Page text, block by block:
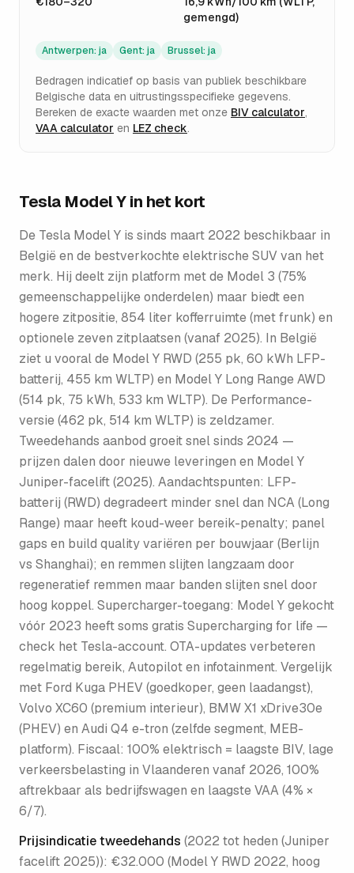
gemengd)
Antwerpen: ja Gent: ja Brussel: ja
Bedragen indicatief op basis van publiek beschikbare
Belgische data en uitrustingsspecifieke gegevens.
Bereken de exacte waarden met onze BIV calculator,
VAA calculator en LEZ check.
Tesla Model Yin het kort
De Tesla Model Y is sinds maart 2022 beschikbaar in
België en de bestverkochte elektrische SUV van het
merk. Hij deelt zijn platform met de Model 3 (75%
gemeenschappelijke onderdelen) maar biedt een
hogere zitpositie, 854 liter kofferruimte (met frunk) en
optionele zeven zitplaatsen (vanaf 2025). In België
ziet u vooral de Model Y RWD (255 pk, 60 kWh LFP-
batterij, 455 km WLTP) en Model Y Long Range AWD
(514 pk, 75 kWh, 533 km WLTP). De Performance-
versie (462 pk, 514 km WLTP) is zeldzamer.
Tweedehands aanbod groeit snel sinds 2024 —
prijzen dalen door nieuwe leveringen en Model Y
Juniper-facelift (2025). Aandachtspunten: LFP-
batterij (RWD) degradeert minder snel dan NCA (Long
Range) maar heeft koud-weer bereik-penalty; panel
gaps en build quality variëren per bouwjaar (Berlijn
vs Shanghai); en remmen slijten langzaam door
regeneratief remmen maar banden slijten snel door
hoog koppel. Supercharger-toegang: Model Y gekocht
vóór 2023 heeft soms gratis Supercharging for life —
check het Tesla-account. OTA-updates verbeteren
regelmatig bereik, Autopilot en infotainment. Vergelijk
met Ford Kuga PHEV (goedkoper, geen laadangst),
Volvo XC60 (premium interieur), BMW X1 xDrive30e
(PHEV) en Audi Q4 e-tron (zelfde segment, MEB-
platform). Fiscaal: 100% elektrisch = laagste BIV, lage
verkeersbelasting in Vlaanderen vanaf 2026, 100%
aftrekbaar als bedrijfswagen en laagste VAA (4% ×
6/7).
Prijsindicatie tweedehands (2022 tot heden (Juniper
facelift 2025)): €32.000 (Model Y RWD 2022, hoog